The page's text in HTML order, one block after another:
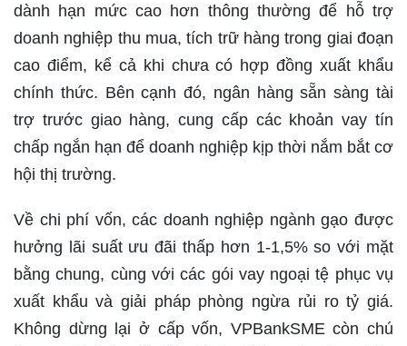
dành hạn mức cao hơn thông thường để hỗ trợ
doanh nghiệp thu mua, tích trữ hàng trong giai đoạn
cao điểm, kể cả khi chưa có hợp đồng xuất khẩu
chính thức. Bên cạnh đó, ngân hàng sẵn sàng tài
trợ trước giao hàng, cung cấp các khoản vay tín
chấp ngắn hạn để doanh nghiệp kịp thời nắm bắt cơ
hội thị trường.
Về chi phí vốn, các doanh nghiệp ngành gạo được
hưởng lãi suất ưu đãi thấp hơn 1-1,5% so với mặt
bằng chung, cùng với các gói vay ngoại tệ phục vụ
xuất khẩu và giải pháp phòng ngừa rủi ro tỷ giá.
Không dừng lại ở cấp vốn, VPBankSME còn chú